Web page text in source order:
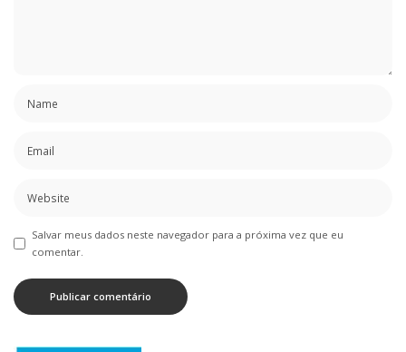
Salvar meus dados neste navegador para a próxima vez que eu
comentar.